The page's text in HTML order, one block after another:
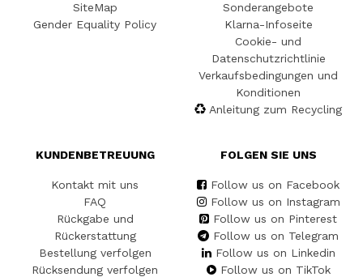
SiteMap
Gender Equality Policy
Sonderangebote
Klarna-Infoseite
Cookie- und
Datenschutzrichtlinie
Verkaufsbedingungen und
Konditionen
Anleitung zum Recycling
KUNDENBETREUUNG
Kontakt mit uns
FAQ
Rückgabe und
Rückerstattung
Bestellung verfolgen
Rücksendung verfolgen
FOLGEN SIE UNS
Follow us on Facebook
Follow us on Instagram
Follow us on Pinterest
Follow us on Telegram
Follow us on Linkedin
Follow us on TikTok